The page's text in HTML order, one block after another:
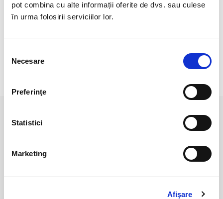
pot combina cu alte informații oferite de dvs. sau culese
în urma folosirii serviciilor lor.
consimțământului
Necesare
Preferinţe
Statistici
Marketing
Afişare
Circumferinat : 6cm